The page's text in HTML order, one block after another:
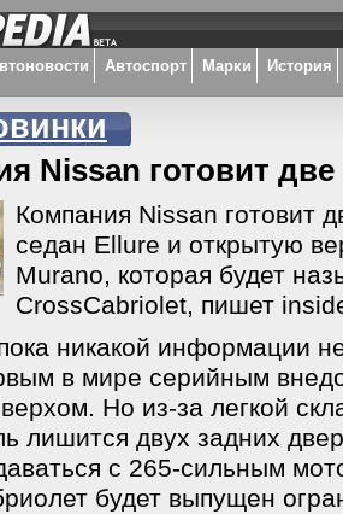
Автоспорт Марки История
Nissan готовит
Компания Nissan готовит
седан Ellure и открытую
Murano, которая будет
CrossCabriolet, пишет
никакой информации
в мире серийным
Но из-за легкой
лишится двух задних
с 265-сильным
будет выпущен